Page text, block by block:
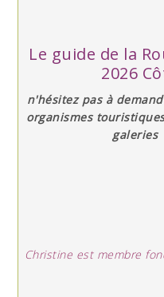
Le guide de la
2026
n'hésitez pas à
organismes
galeries
Christine est membre